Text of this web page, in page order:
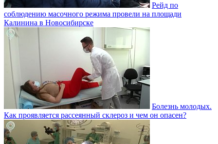
Рейд по
соблюдению масочного режима провели на площади
Калинина в Новосибирске
Болезнь молодых.
Как проявляется рассеянный склероз и чем он опасен?